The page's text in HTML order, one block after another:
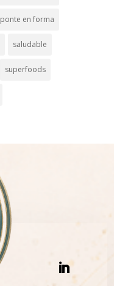
ponte en forma
saludable
superfoods